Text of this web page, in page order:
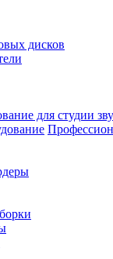
дисков
для студии